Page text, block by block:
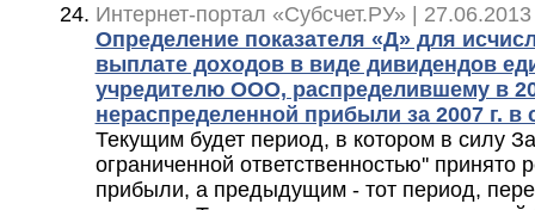
Интернет-портал «Субсчет.РУ» |
Определение показателя «Д» для
выплате доходов в виде дивидендов
учредителю ООО, распределившему в
нераспределенной прибыли за 2007 г. в
Текущим будет период, в котором в силу
ограниченной ответственностью''
прибыли, а предыдущим - тот период,